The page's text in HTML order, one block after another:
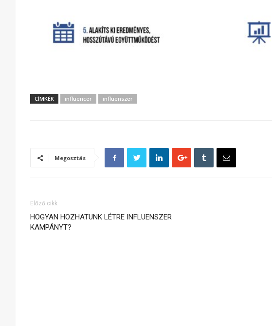
CÍMKÉK influencer influenszer
Megosztás
Előző cikk
HOGYAN HOZHATUNK LÉTRE INFLUENSZER
KAMPÁNYT?